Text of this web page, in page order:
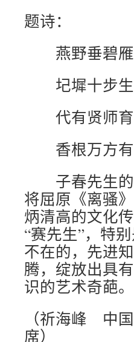
题诗：
燕野垂碧雁
圮墀十步生
代有贤师育
香根万方有
子春先生的
将屈原《离骚
炳清高的文化
“赛先生”，特
不在的，先进
腾，绽放出具
识的艺术奇葩。
（祈海峰 中
席）